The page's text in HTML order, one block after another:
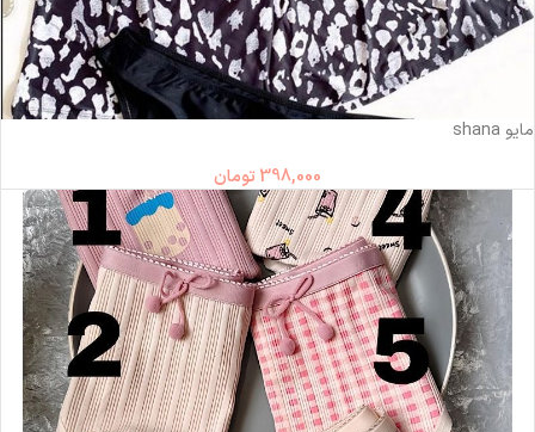
مایو‌ shana
398,000 تومان